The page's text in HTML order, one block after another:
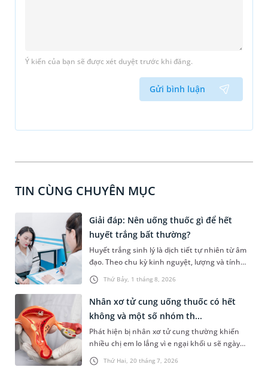
Ý kiến của bạn sẽ được xét duyệt trước khi đăng.
Gửi bình luận
TIN CÙNG CHUYÊN MỤC
Thứ Bảy, 1 tháng 8, 2026
Giải đáp: Nên uống thuốc gì để hết
huyết trắng bất thường?
Huyết trắng sinh lý là dịch tiết tự nhiên từ âm
đạo. Theo chu kỳ kinh nguyệt, lượng và tính
chất của dạng dịch tiết âm đạo này có thể thay
đổi. Khi mắc bệnh phụ khoa, âm đạo có thể tiết
nhiều huyết trắng bất thường kèm theo các
triệu chứng khó chịu. Tình trạng này có thể
được kiểm soát bằng một số loại thuốc. Vậy,
uống thuốc gì để hết huyết trắng và có phải cứ
ra huyết trắng thì sẽ uống thuốc hay không?
Thứ Hai, 20 tháng 7, 2026
Nhân xơ tử cung uống thuốc có hết
không và một số nhóm th...
Phát hiện bị nhân xơ tử cung thường khiến
nhiều chị em lo lắng vì e ngại khối u sẽ ngày
càng phát triển hoặc phải can thiệp phẫu
thuật. Tuy nhiên, không phải trường hợp nào